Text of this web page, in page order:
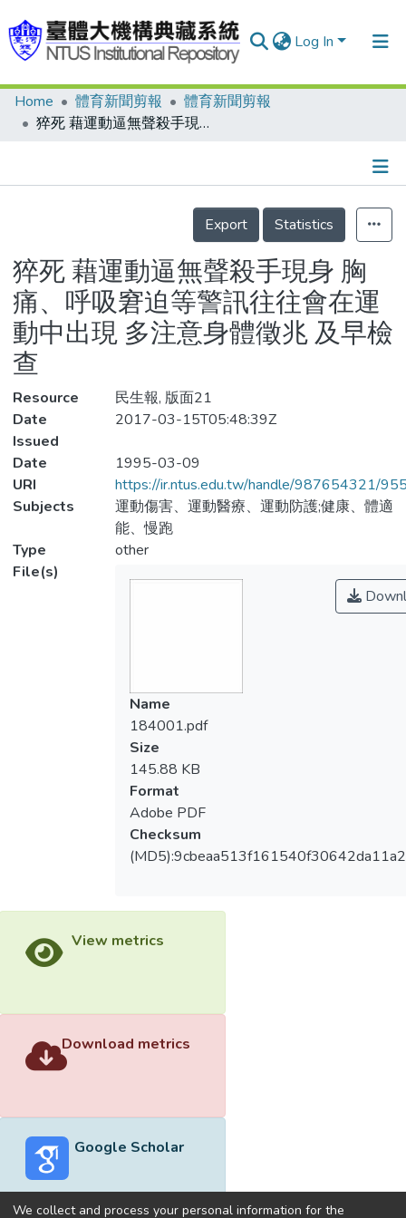
Log In
Communities & Collections
Statistics
Home 體育新聞剪報
體育新聞剪報
猝死 藉運動逼無聲殺手現身 胸痛、呼吸窘迫等警訊往往會在運動中出現 多注意身體徵兆 及早檢查
Details
Export
Statistics
猝死 藉運動逼無聲殺手現身 胸
痛、呼吸窘迫等警訊往往會在運
動中出現 多注意身體徵兆 及早檢
查
Resource
民生報, 版面21
Date
Issued
2017-03-15T05:48:39Z
Date
1995-03-09
URI
https://ir.ntus.edu.tw/handle/987654321/
Subjects
運動傷害、運動醫療、運動防護;健康、體適
能、慢跑
Type
other
File(s)
Name
184001.pdf
Size
145.88 KB
Format
Adobe PDF
Checksum
View metrics
Download metrics
Google Scholar
We collect and process your personal information for the